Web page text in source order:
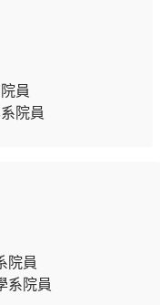
員
院員
院員
系院員